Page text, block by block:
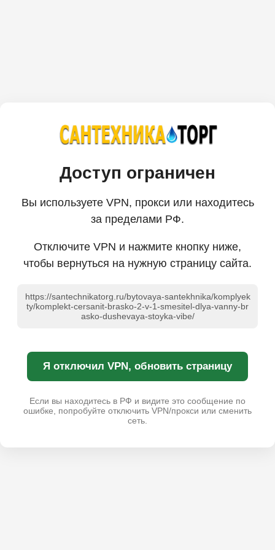
Доступ ограничен
Вы используете VPN, прокси или находитесь
за пределами РФ.
Отключите VPN и нажмите кнопку ниже,
чтобы вернуться на нужную страницу сайта.
https://santechnikatorg.ru/bytovaya-santekhnika/komplyek
ty/komplekt-cersanit-brasko-2-v-1-smesitel-dlya-vanny-br
asko-dushevaya-stoyka-vibe/
Я отключил VPN, обновить страницу
Если вы находитесь в РФ и видите это сообщение по
ошибке, попробуйте отключить VPN/прокси или сменить
сеть.